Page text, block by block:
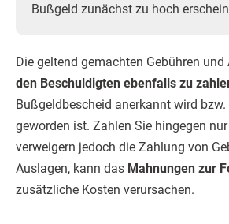
Bußgeld zunächst zu hoch
Die geltend gemachten Gebühren und
den Beschuldigten ebenfalls zu
Bußgeldbescheid anerkannt wird
geworden ist. Zahlen Sie hingegen
verweigern jedoch die Zahlung von
Auslagen, kann das Mahnungen zur
zusätzliche Kosten verursachen.